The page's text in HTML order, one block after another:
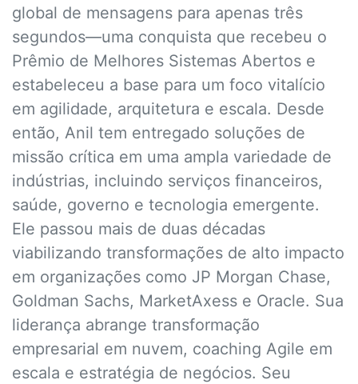
global de mensagens para apenas três
segundos—uma conquista que recebeu o
Prêmio de Melhores Sistemas Abertos e
estabeleceu a base para um foco vitalício
em agilidade, arquitetura e escala. Desde
então, Anil tem entregado soluções de
missão crítica em uma ampla variedade de
indústrias, incluindo serviços financeiros,
saúde, governo e tecnologia emergente.
Ele passou mais de duas décadas
viabilizando transformações de alto impacto
em organizações como JP Morgan Chase,
Goldman Sachs, MarketAxess e Oracle. Sua
liderança abrange transformação
empresarial em nuvem, coaching Agile em
escala e estratégia de negócios. Seu